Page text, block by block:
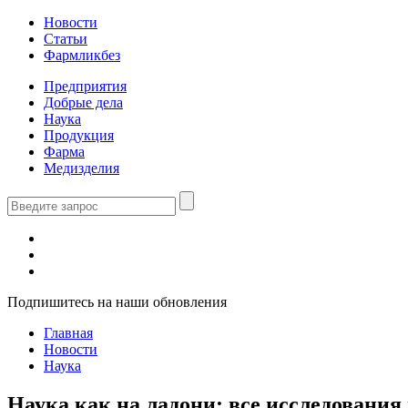
Новости
Статьи
Фармликбез
Предприятия
Добрые дела
Наука
Продукция
Фарма
Медизделия
Подпишитесь на наши обновления
Главная
Новости
Наука